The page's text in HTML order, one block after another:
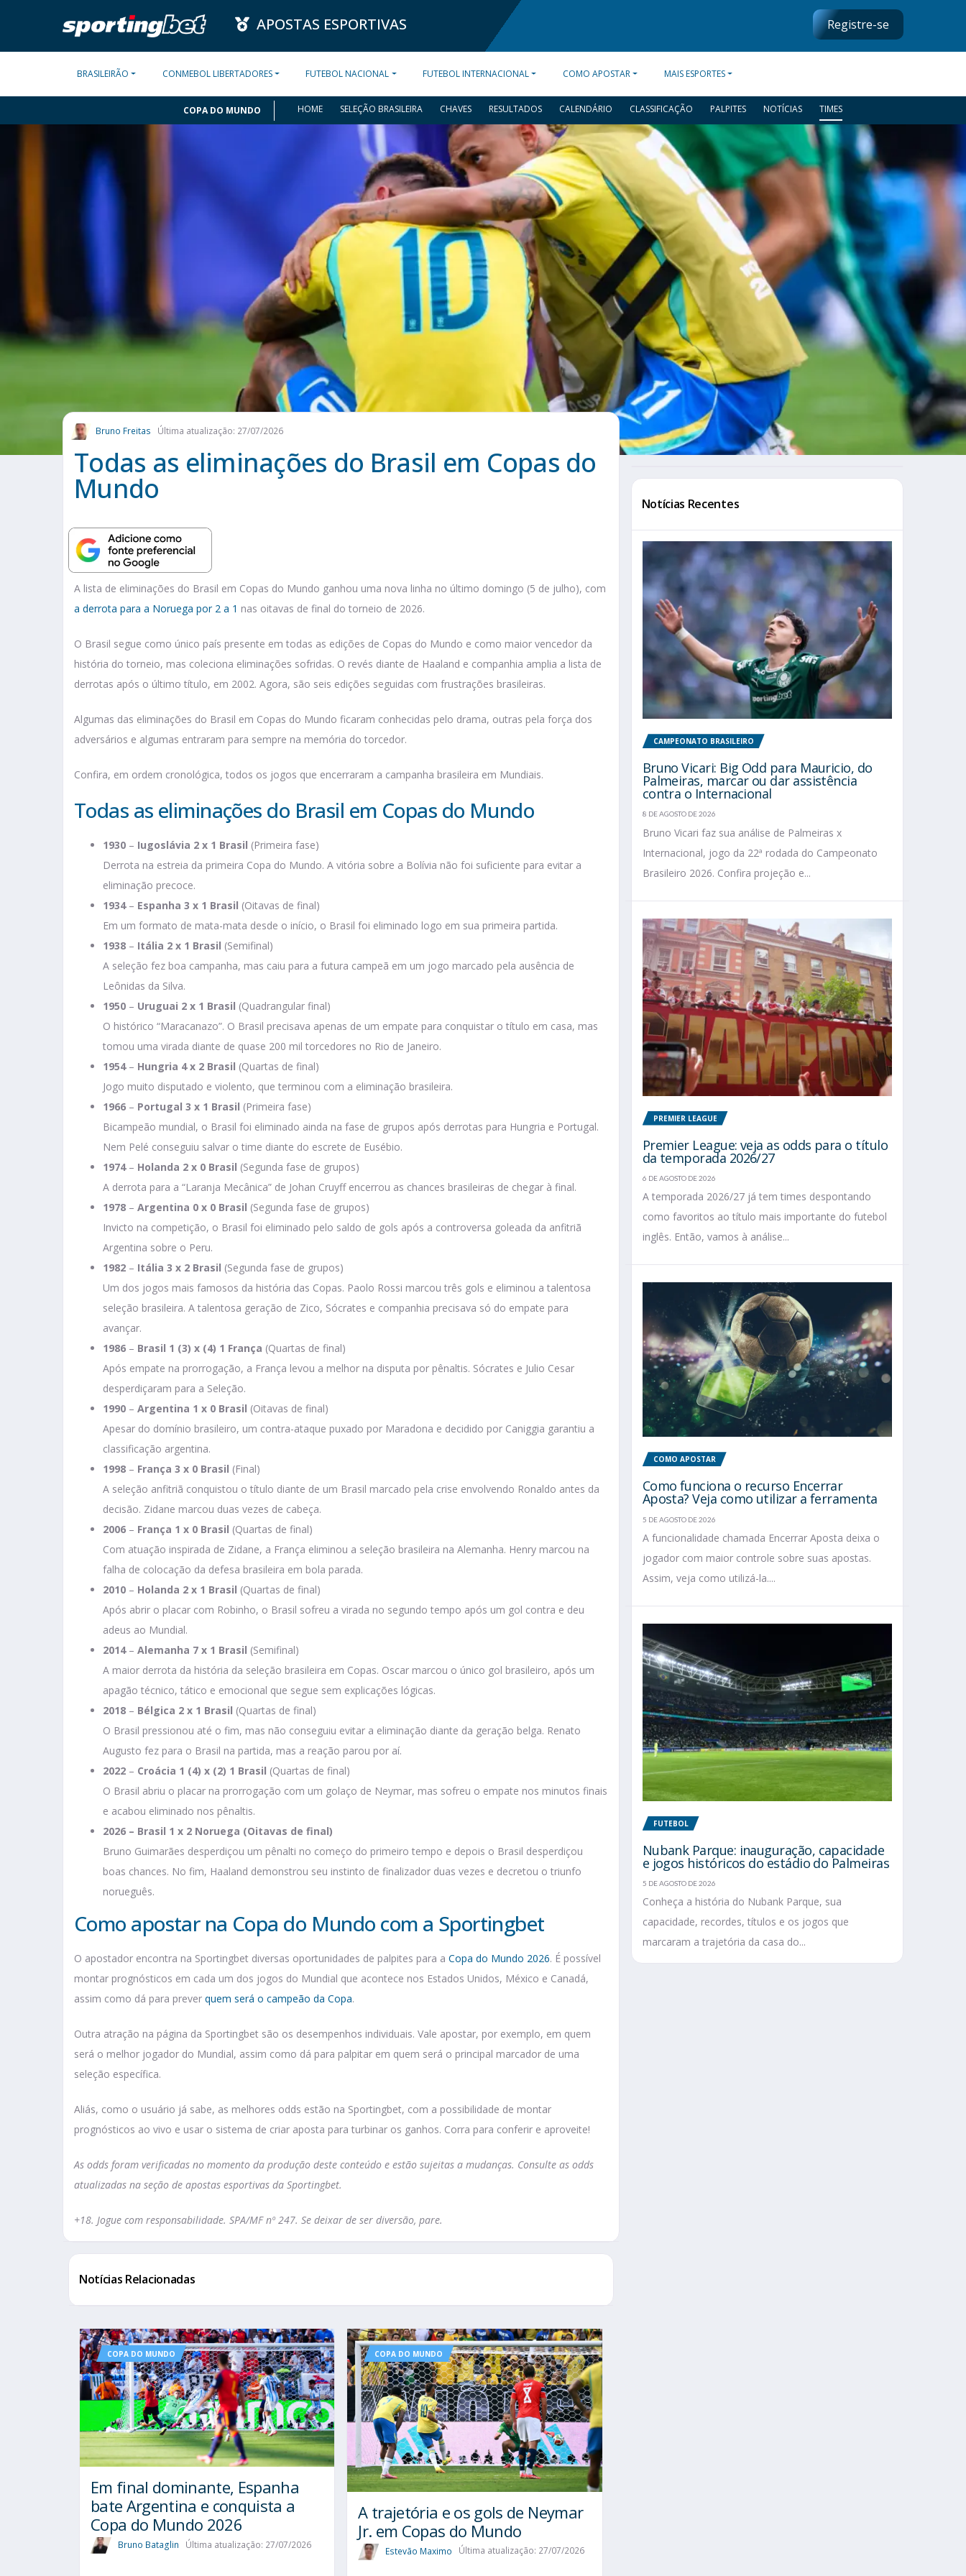
APOSTAS ESPORTIVAS Registre-se
BRASILEIRÃO CONMEBOL LIBERTADORES FUTEBOL NACIONAL FUTEBOL INTERNACIONAL COMO APOSTAR MAIS ESPORTES
COPA DO MUNDO HOME SELEÇÃO BRASILEIRA CHAVES RESULTADOS CALENDÁRIO CLASSIFICAÇÃO PALPITES NOTÍCIAS TIMES
Bruno Freitas Última atualização: 27/07/2026
Todas as eliminações do Brasil em Copas do
Mundo
A lista de eliminações do Brasil em Copas do Mundo ganhou uma nova linha no último domingo (5 de julho), com
a derrota para a Noruega por 2 a 1 nas oitavas de final do torneio de 2026.
O Brasil segue como único país presente em todas as edições de Copas do Mundo e como maior vencedor da
história do torneio, mas coleciona eliminações sofridas. O revés diante de Haaland e companhia amplia a lista de
derrotas após o último título, em 2002. Agora, são seis edições seguidas com frustrações brasileiras.
Algumas das eliminações do Brasil em Copas do Mundo ficaram conhecidas pelo drama, outras pela força dos
adversários e algumas entraram para sempre na memória do torcedor.
Confira, em ordem cronológica, todos os jogos que encerraram a campanha brasileira em Mundiais.
Todas as eliminações do Brasil em Copas do Mundo
1930 – Iugoslávia 2 x 1 Brasil (Primeira fase)
Derrota na estreia da primeira Copa do Mundo. A vitória sobre a Bolívia não foi suficiente para evitar a
eliminação precoce.
1934– Espanha 3 x 1 Brasil (Oitavas de final)
Em um formato de mata-mata desde o início, o Brasil foi eliminado logo em sua primeira partida.
1938 – Itália 2 x 1 Brasil (Semifinal)
A seleção fez boa campanha, mas caiu para a futura campeã em um jogo marcado pela ausência de
Leônidas da Silva.
1950 – Uruguai 2 x 1 Brasil (Quadrangular final)
O histórico “Maracanazo”. O Brasil precisava apenas de um empate para conquistar o título em casa, mas
tomou uma virada diante de quase 200 mil torcedores no Rio de Janeiro.
1954– Hungria 4 x 2 Brasil (Quartas de final)
Jogo muito disputado e violento, que terminou com a eliminação brasileira.
1966 – Portugal 3 x 1 Brasil (Primeira fase)
Bicampeão mundial, o Brasil foi eliminado ainda na fase de grupos após derrotas para Hungria e Portugal.
Nem Pelé conseguiu salvar o time diante do escrete de Eusébio.
1974– Holanda 2 x 0 Brasil (Segunda fase de grupos)
A derrota para a “Laranja Mecânica” de Johan Cruyff encerrou as chances brasileiras de chegar à final.
1978 – Argentina 0 x 0 Brasil (Segunda fase de grupos)
Invicto na competição, o Brasil foi eliminado pelo saldo de gols após a controversa goleada da anfitriã
Argentina sobre o Peru.
1982 – Itália 3 x 2 Brasil (Segunda fase de grupos)
Um dos jogos mais famosos da história das Copas. Paolo Rossi marcou três gols e eliminou a talentosa
seleção brasileira. A talentosa geração de Zico, Sócrates e companhia precisava só do empate para
avançar.
1986 – Brasil 1 (3) x (4) 1 França (Quartas de final)
Após empate na prorrogação, a França levou a melhor na disputa por pênaltis. Sócrates e Julio Cesar
desperdiçaram para a Seleção.
1990 – Argentina 1 x 0 Brasil (Oitavas de final)
Apesar do domínio brasileiro, um contra-ataque puxado por Maradona e decidido por Caniggia garantiu a
classificação argentina.
1998 – França 3 x 0 Brasil (Final)
A seleção anfitriã conquistou o título diante de um Brasil marcado pela crise envolvendo Ronaldo antes da
decisão. Zidane marcou duas vezes de cabeça.
2006 – França 1 x 0 Brasil (Quartas de final)
Com atuação inspirada de Zidane, a França eliminou a seleção brasileira na Alemanha. Henry marcou na
falha de colocação da defesa brasileira em bola parada.
2010 – Holanda 2 x 1 Brasil (Quartas de final)
Após abrir o placar com Robinho, o Brasil sofreu a virada no segundo tempo após um gol contra e deu
adeus ao Mundial.
2014– Alemanha 7 x 1 Brasil (Semifinal)
A maior derrota da história da seleção brasileira em Copas. Oscar marcou o único gol brasileiro, após um
apagão técnico, tático e emocional que segue sem explicações lógicas.
2018 – Bélgica 2 x 1 Brasil (Quartas de final)
O Brasil pressionou até o fim, mas não conseguiu evitar a eliminação diante da geração belga. Renato
Augusto fez para o Brasil na partida, mas a reação parou por aí.
2022 – Croácia 1 (4) x (2) 1 Brasil (Quartas de final)
O Brasil abriu o placar na prorrogação com um golaço de Neymar, mas sofreu o empate nos minutos finais
e acabou eliminado nos pênaltis.
2026 – Brasil 1 x 2 Noruega (Oitavas de final)
Bruno Guimarães desperdiçou um pênalti no começo do primeiro tempo e depois o Brasil desperdiçou
boas chances. No fim, Haaland demonstrou seu instinto de finalizador duas vezes e decretou o triunfo
norueguês.
Como apostar na Copa do Mundo com a Sportingbet
O apostador encontra na Sportingbet diversas oportunidades de palpites para a Copa do Mundo 2026. É possível
montar prognósticos em cada um dos jogos do Mundial que acontece nos Estados Unidos, México e Canadá,
assim como dá para prever quem será o campeão da Copa.
Outra atração na página da Sportingbet são os desempenhos individuais. Vale apostar, por exemplo, em quem
será o melhor jogador do Mundial, assim como dá para palpitar em quem será o principal marcador de uma
seleção específica.
Aliás, como o usuário já sabe, as melhores odds estão na Sportingbet, com a possibilidade de montar
prognósticos ao vivo e usar o sistema de criar aposta para turbinar os ganhos. Corra para conferir e aproveite!
As odds foram verificadas no momento da produção deste conteúdo e estão sujeitas a mudanças. Consulte as odds
atualizadas na seção de apostas esportivas da Sportingbet.
+18. Jogue com responsabilidade. SPA/MF nº 247. Se deixar de ser diversão, pare.
Notícias Relacionadas
COPA DO MUNDO
Em final dominante, Espanha
bate Argentina e conquista a
Copa do Mundo 2026
Bruno Bataglin Última atualização: 27/07/2026
COPA DO MUNDO
A trajetória e os gols de Neymar
Jr. em Copas do Mundo
Estevão Maximo Última atualização: 27/07/2026
Notícias Recentes
CAMPEONATO BRASILEIRO
Bruno Vicari: Big Odd para Mauricio, do
Palmeiras, marcar ou dar assistência
contra o Internacional
8 DE AGOSTO DE 2026
Bruno Vicari faz sua análise de Palmeiras x
Internacional, jogo da 22ª rodada do Campeonato
Brasileiro 2026. Confira projeção e...
PREMIER LEAGUE
Premier League: veja as odds para o título
da temporada 2026/27
6 DE AGOSTO DE 2026
A temporada 2026/27 já tem times despontando
como favoritos ao título mais importante do futebol
inglês. Então, vamos à análise...
COMO APOSTAR
Como funciona o recurso Encerrar
Aposta? Veja como utilizar a ferramenta
5 DE AGOSTO DE 2026
A funcionalidade chamada Encerrar Aposta deixa o
jogador com maior controle sobre suas apostas.
Assim, veja como utilizá-la....
FUTEBOL
Nubank Parque: inauguração, capacidade
e jogos históricos do estádio do Palmeiras
5 DE AGOSTO DE 2026
Conheça a história do Nubank Parque, sua
capacidade, recordes, títulos e os jogos que
marcaram a trajetória da casa do...